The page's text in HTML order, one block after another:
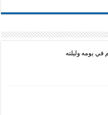
يومه وليلته